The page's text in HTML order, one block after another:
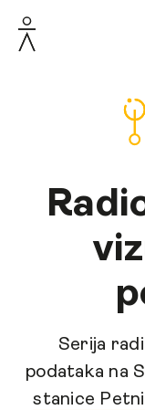
Serija
podataka na
stanice